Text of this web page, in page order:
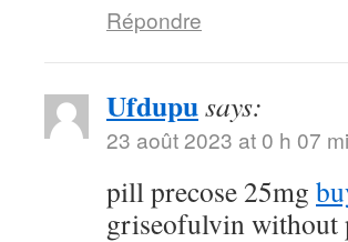
Répondre
Ufdupusays:
23 août 2023 at 0 h 07
pill precose 25mg
griseofulvin without